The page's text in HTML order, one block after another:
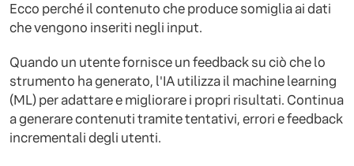
Ecco perché il contenuto che produce somiglia ai dati
che vengono inseriti negli input.
Quando un utente fornisce un feedback su ciò che lo
strumento ha generato, l'IA utilizza il machine learning
(ML) per adattare e migliorare i propri risultati. Continua
a generare contenuti tramite tentativi, errori e feedback
incrementali degli utenti.